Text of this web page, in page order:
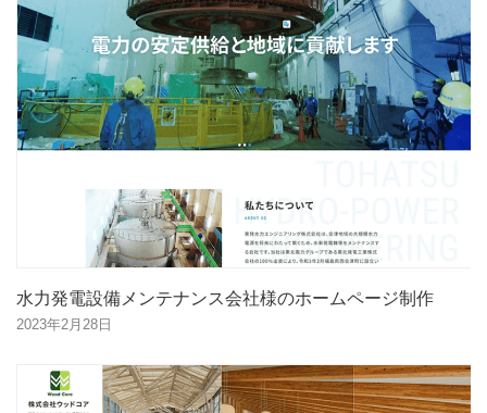
水力発電設備メンテナンス会社様のホームページ制作
2023年2月28日